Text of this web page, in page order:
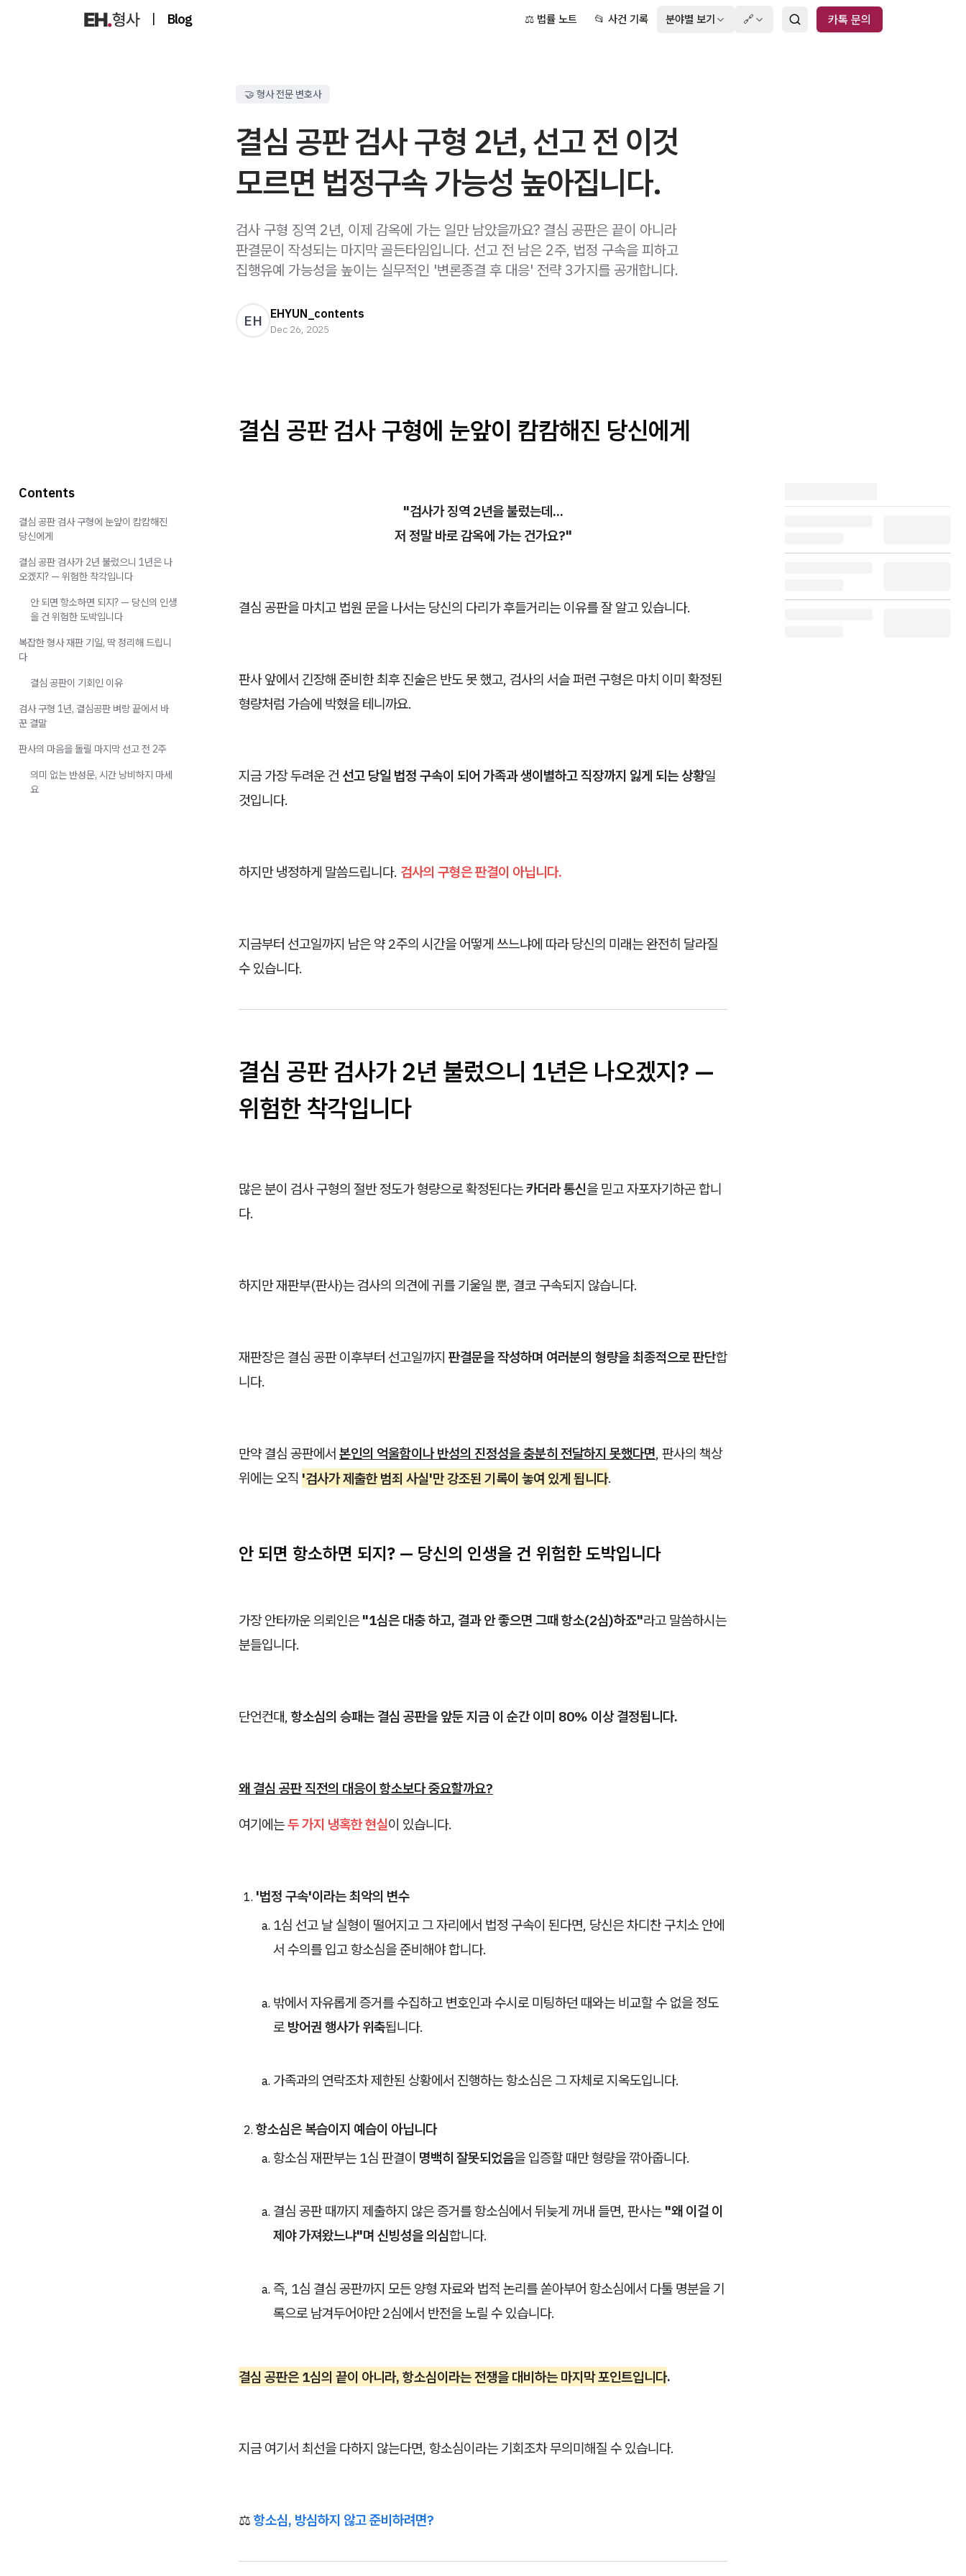
| Blog ⚖️ 법률 노트 📂 사건 기록 분야별 보기 🔗 카톡 문의
🤝 형사 전문 변호사
결심 공판 검사 구형 2년, 선고 전 이것
모르면 법정구속 가능성 높아집니다.
검사 구형 징역 2년, 이제 감옥에 가는 일만 남았을까요? 결심 공판은 끝이 아니라
판결문이 작성되는 마지막 골든타임입니다. 선고 전 남은 2주, 법정 구속을 피하고
집행유예 가능성을 높이는 실무적인 '변론종결 후 대응' 전략 3가지를 공개합니다.
EH EHYUN_contents
Dec 26, 2025
결심 공판 검사 구형에 눈앞이 캄캄해진 당신에게
"검사가 징역 2년을 불렀는데...
저 정말 바로 감옥에 가는 건가요?"
결심 공판을 마치고 법원 문을 나서는 당신의 다리가 후들거리는 이유를 잘 알고 있습니다.
판사 앞에서 긴장해 준비한 최후 진술은 반도 못 했고, 검사의 서슬 퍼런 구형은 마치 이미 확정된
형량처럼 가슴에 박혔을 테니까요.
지금 가장 두려운 건 선고 당일 법정 구속이 되어 가족과 생이별하고 직장까지 잃게 되는 상황일
것입니다.
하지만 냉정하게 말씀드립니다. 검사의 구형은 판결이 아닙니다.
지금부터 선고일까지 남은 약 2주의 시간을 어떻게 쓰느냐에 따라 당신의 미래는 완전히 달라질
수 있습니다.
결심 공판 검사가 2년 불렀으니 1년은 나오겠지? —
위험한 착각입니다
많은 분이 검사 구형의 절반 정도가 형량으로 확정된다는카더라 통신을 믿고 자포자기하곤 합니
다.
하지만 재판부(판사)는 검사의 의견에 귀를 기울일 뿐, 결코 구속되지 않습니다.
재판장은 결심 공판 이후부터 선고일까지 판결문을 작성하며 여러분의 형량을 최종적으로 판단합
니다.
만약 결심 공판에서 본인의 억울함이나 반성의 진정성을 충분히 전달하지 못했다면, 판사의 책상
위에는 오직 '검사가 제출한 범죄 사실'만 강조된 기록이 놓여 있게 됩니다.
안 되면 항소하면 되지? — 당신의 인생을 건 위험한 도박입니다
가장 안타까운 의뢰인은 "1심은 대충 하고, 결과 안 좋으면 그때 항소(2심)하죠"라고 말씀하시는
분들입니다.
단언컨대, 항소심의 승패는 결심 공판을 앞둔 지금 이 순간 이미 80% 이상 결정됩니다.
왜 결심 공판 직전의 대응이 항소보다 중요할까요?
여기에는두 가지 냉혹한 현실이 있습니다.
'법정 구속'이라는 최악의 변수
1심 선고 날 실형이 떨어지고 그 자리에서 법정 구속이 된다면, 당신은 차디찬 구치소 안에
서 수의를 입고 항소심을 준비해야 합니다.
밖에서 자유롭게 증거를 수집하고 변호인과 수시로 미팅하던 때와는 비교할 수 없을 정도
로 방어권 행사가 위축됩니다.
가족과의 연락조차 제한된 상황에서 진행하는 항소심은 그 자체로 지옥도입니다.
항소심은 복습이지 예습이 아닙니다
항소심 재판부는 1심 판결이 명백히 잘못되었음을 입증할 때만 형량을 깎아줍니다.
결심 공판 때까지 제출하지 않은 증거를 항소심에서 뒤늦게 꺼내 들면, 판사는 "왜 이걸 이
제야 가져왔느냐"며 신빙성을 의심합니다.
즉, 1심 결심 공판까지 모든 양형 자료와 법적 논리를 쏟아부어 항소심에서 다툴 명분을 기
록으로 남겨두어야만 2심에서 반전을 노릴 수 있습니다.
결심 공판은 1심의 끝이 아니라, 항소심이라는 전쟁을 대비하는 마지막 포인트입니다.
지금 여기서 최선을 다하지 않는다면, 항소심이라는 기회조차 무의미해질 수 있습니다.
⚖️ 항소심, 방심하지 않고 준비하려면?
Contents
결심 공판 검사 구형에 눈앞이 캄캄해진
당신에게
결심 공판 검사가 2년 불렀으니 1년은 나
오겠지? — 위험한 착각입니다
안 되면 항소하면 되지? — 당신의 인생
을 건 위험한 도박입니다
복잡한 형사 재판 기일, 딱 정리해 드립니
다
결심 공판이 기회인 이유
검사 구형 1년, 결심공판 벼랑 끝에서 바
꾼 결말
판사의 마음을 돌릴 마지막 선고 전 2주
의미 없는 반성문, 시간 낭비하지 마세
요